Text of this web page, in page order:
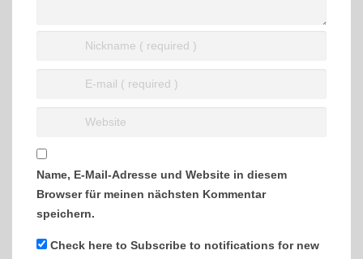
Name, E-Mail-Adresse und Website in diesem
Browser für meinen nächsten Kommentar
speichern.
Check here to Subscribe to notifications for new